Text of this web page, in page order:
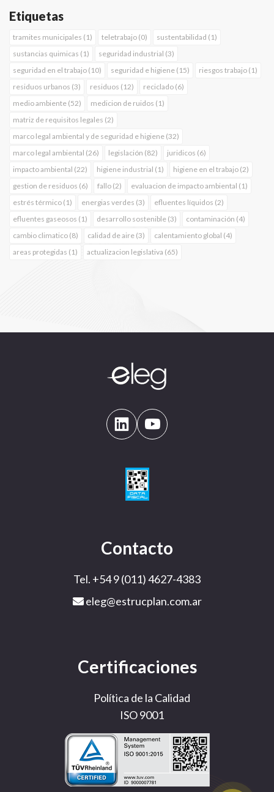
Etiquetas
tramites municipales (1) teletrabajo (0)
sustentabilidad (1)
sustancias quimicas (1)
seguridad industrial (3)
seguridad en el trabajo (10)
seguridad e higiene (15)
riesgos trabajo (1)
residuos urbanos (3)
residuos (12)
reciclado (6)
medio ambiente (52)
medicion de ruidos (1)
matriz de requisitos legales (2)
marco legal ambiental y de seguridad e higiene (32)
marco legal ambiental (26)
legislación (82)
juridicos (6)
impacto ambiental (22)
higiene industrial (1)
higiene en el trabajo (2)
gestion de residuos (6)
fallo (2)
evaluacion de impacto ambiental (1)
estrés térmico (1)
energias verdes (3)
efluentes líquidos (2)
efluentes gaseosos (1)
desarrollo sostenible (3)
contaminación (4)
cambio climatico (8)
calidad de aire (3)
calentamiento global (4)
areas protegidas (1)
actualizacion legislativa (65)
Contacto
Tel. +54 9 (011) 4627-4383
eleg@estrucplan.com.ar
Certificaciones
Política de la Calidad
ISO 9001